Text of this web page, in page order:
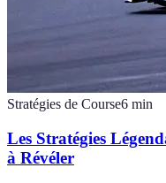
Stratégies de Course6 min
Les Stratégies
à Révéler